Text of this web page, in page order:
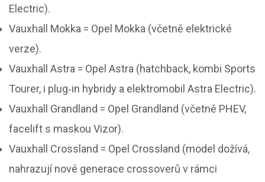
Electric).
Vauxhall Mokka = Opel Mokka (včetně elektrické
verze).
Vauxhall Astra = Opel Astra (hatchback, kombi Sports
Tourer, i plug‑in hybridy a elektromobil Astra Electric).
Vauxhall Grandland = Opel Grandland (včetně PHEV,
facelift s maskou Vizor).
Vauxhall Crossland = Opel Crossland (model dožívá,
nahrazují nové generace crossoverů v rámci